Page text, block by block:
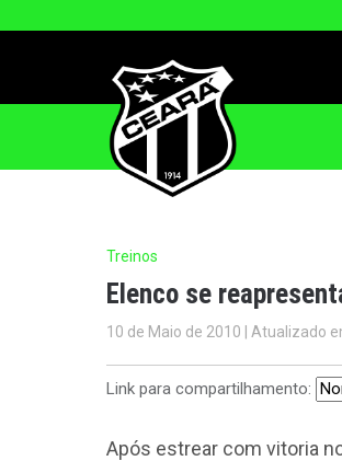
Treinos
Elenco se
10 de Maio de 2010 | Atualizado
Link para compartilhamento:
Após estrear com vitoria